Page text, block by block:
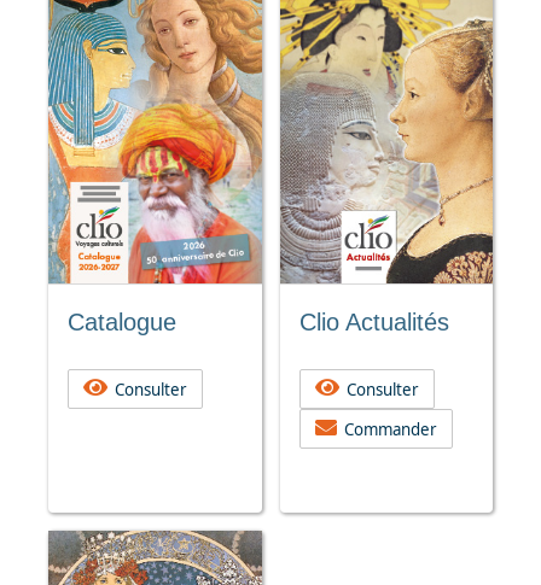
Catalogue
Consulter
Clio Actualités
Consulter
Commander